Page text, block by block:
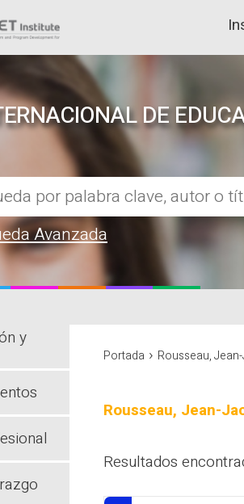
DE
EN LÍNEA DE
Avanzada
Portada › Rousseau,
Rousseau, Jean-
Resultados
y